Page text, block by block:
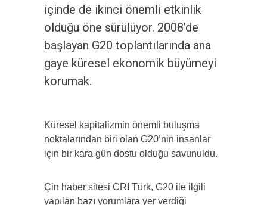
içinde de ikinci önemli etkinlik
olduğu öne sürülüyor. 2008’de
başlayan G20 toplantılarında ana
gaye küresel ekonomik büyümeyi
korumak.
Küresel kapitalizmin önemli buluşma
noktalarından biri olan G20’nin insanlar
için bir kara gün dostu olduğu savunuldu.
Çin haber sitesi CRI Türk, G20 ile ilgili
yapılan bazı yorumlara yer verdiği